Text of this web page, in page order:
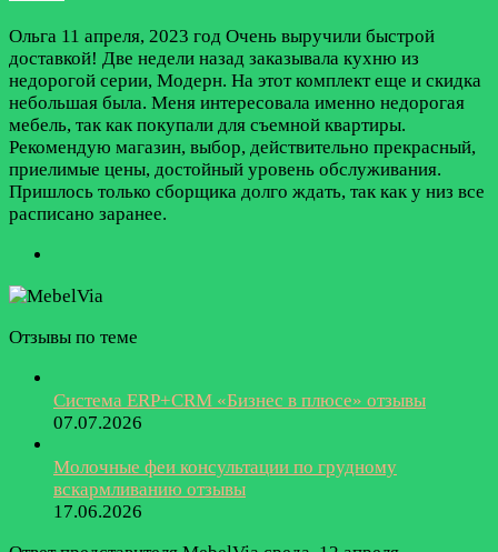
Ольга 11 апреля, 2023 год Очень выручили быстрой
доставкой! Две недели назад заказывала кухню из
недорогой серии, Модерн. На этот комплект еще и скидка
небольшая была. Меня интересовала именно недорогая
мебель, так как покупали для съемной квартиры.
Рекомендую магазин, выбор, действительно прекрасный,
приелимые цены, достойный уровень обслуживания.
Пришлось только сборщика долго ждать, так как у низ все
расписано заранее.
Отзывы по теме
Система ERP+CRM «Бизнес в плюсе» отзывы
07.07.2026
Молочные феи консультации по грудному
вскармливанию отзывы
17.06.2026